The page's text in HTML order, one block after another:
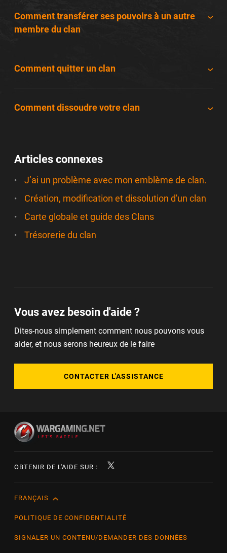
Comment transférer ses pouvoirs à un autre
membre du clan
Comment quitter un clan
Comment dissoudre votre clan
Articles connexes
J’ai un problème avec mon emblème de clan.
Création, modification et dissolution d'un clan
Carte globale et guide des Clans
Trésorerie du clan
Vous avez besoin d'aide ?
Dites-nous simplement comment nous pouvons vous
aider, et nous serons heureux de le faire
CONTACTER L'ASSISTANCE
OBTENIR DE L'AIDE SUR :
English
Čeština
FRANÇAIS
POLITIQUE DE CONFIDENTIALITÉ
SIGNALER UN CONTENU/DEMANDER DES DONNÉES